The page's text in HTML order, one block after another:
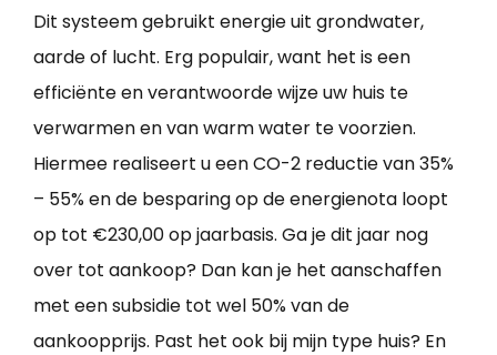
Dit systeem gebruikt energie uit grondwater,
aarde of lucht. Erg populair, want het is een
efficiënte en verantwoorde wijze uw huis te
verwarmen en van warm water te voorzien.
Hiermee realiseert u een CO-2 reductie van 35%
– 55% en de besparing op de energienota loopt
op tot €230,00 op jaarbasis. Ga je dit jaar nog
over tot aankoop? Dan kan je het aanschaffen
met een subsidie tot wel 50% van de
aankoopprijs. Past het ook bij mijn type huis? En